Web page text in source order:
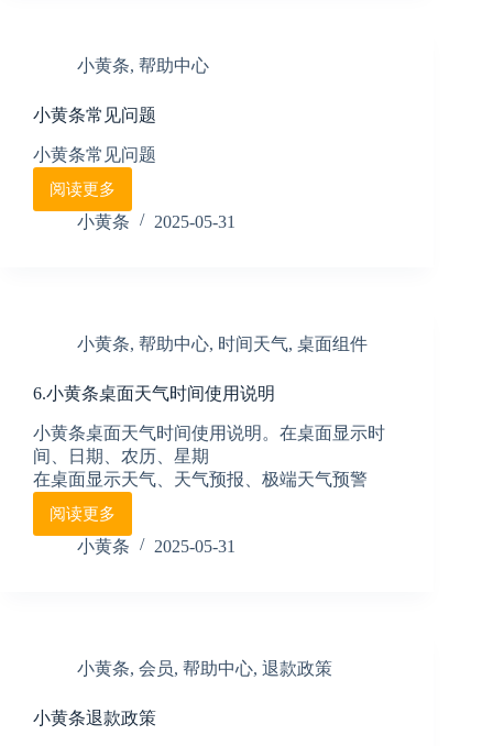
醒
能
明
小黄条, 帮助中心
小黄条常见问题
小黄条常见问题
阅读更多
小
黄
题
小黄条 2025-05-31
小黄条, 帮助中心, 时间天气, 桌面组件
6.小黄条桌面天气时间使用说明
小黄条桌面天气时间使用说明。在桌面显示时
间、日期、农历、星期
在桌面显示天气、天气预报、极端天气预警
阅读更多
6.
小
气
间
小黄条 2025-05-31
小黄条, 会员, 帮助中心, 退款政策
小黄条退款政策